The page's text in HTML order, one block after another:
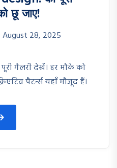
छू जाए!
August 28, 2025
गैलरी देखें। हर मौके को
पैटर्न्स यहाँ मौजूद हैं।